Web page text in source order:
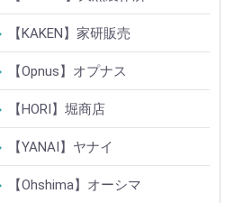
LSシリンダー
錠・ロック製品
【KAKEN】家研販売
ベルウェーブキー
ロック製品
【Opnus】オプナス
シリンダー
ロック製品
【HORI】堀商店
シリンダー
錠・ロック製品
【YANAI】ヤナイ
Rシリーズシリンダー
ロック製品
【Ohshima】オーシマ